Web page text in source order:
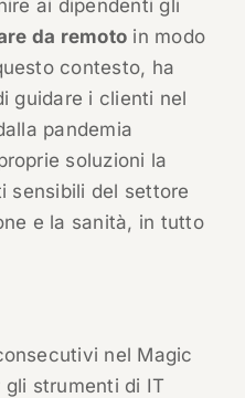
ai dipendenti gli
da remoto in modo
contesto, ha
guidare i clienti nel
pandemia
soluzioni la
sensibili del settore
e la sanità, in tutto
nel Magic
gli strumenti di IT